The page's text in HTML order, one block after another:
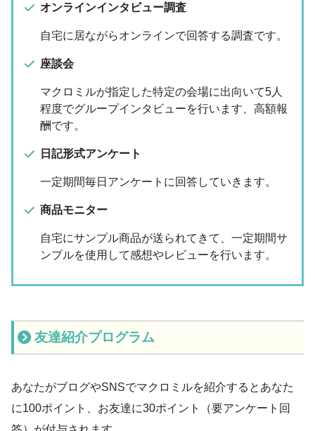
オンラインインタビュー調査
自宅に居ながらオンラインで回答する調査です。
座談会
マクロミルが指定した特定の会場に出向いて5人
程度でグループインタビューを行います、高額報
酬です。
日記形式アンケート
一定期間毎日アンケートに回答していきます。
商品モニター
自宅にサンプル商品が送られてきて、一定期間サ
ンプルを使用して感想やレビューを行います。
友達紹介プログラム
あなたがブログやSNSでマクロミルを紹介するとあなた
に100ポイント、お友達に30ポイント（要アンケート回